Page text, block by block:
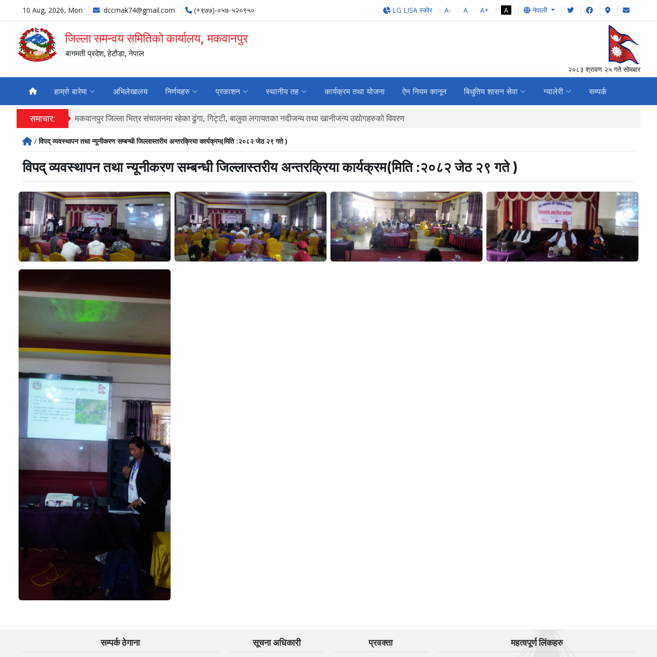
10 Aug, 2026, Mon dccmak74@gmail.com (+९७७)-०५७-५२०९५० LG LISA स्कोर A- A A+ A नेपाली
जिल्ला समन्वय समितिको कार्यालय, मकवानपुर
बागमती प्रदेश, हेटौडा, नेपाल
२०८३ श्रावण २५ गते सोमबार
हाम्रो बारेमा अभिलेखालय निर्णयहरु प्रकाशन स्थानीय तह कार्यक्रम तथा योजना ऐन नियम कानून बिधुतिय शासन सेवा ग्यालेरी सम्पर्क
समाचार:
जिल्ला भित्र संचालनमा रहेका ढुंगा, गिट्टी, बालुवा लगायतका नदीजन्य तथा खानीजन्य उद्योगहरुको विवरण
/विपद् व्यवस्थापन तथा न्यूनीकरण सम्बन्धी जिल्लास्तरीय अन्तरक्रिया कार्यक्रम(मिति :२०८२ जेठ २९ गते )
विपद् व्यवस्थापन तथा न्यूनीकरण सम्बन्धी जिल्लास्तरीय अन्तरक्रिया कार्यक्रम(मिति :२०८२ जेठ २९ गते )
सम्पर्क ठेगाना सूचना अधिकारी प्रवक्ता महत्वपूर्ण लिंकहरु